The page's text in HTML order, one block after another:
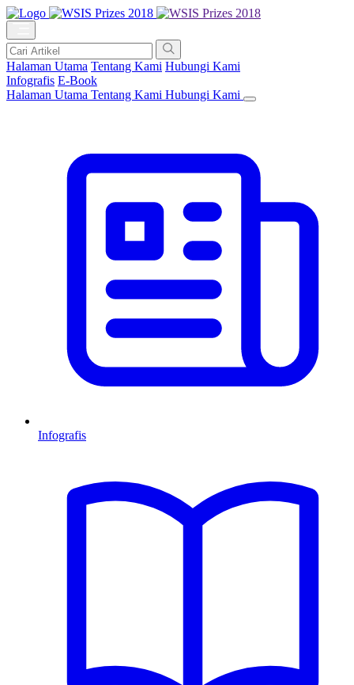
Halaman Utama Tentang Kami Hubungi Kami
Infografis E-Book
Halaman Utama Tentang Kami Hubungi Kami
Infografis